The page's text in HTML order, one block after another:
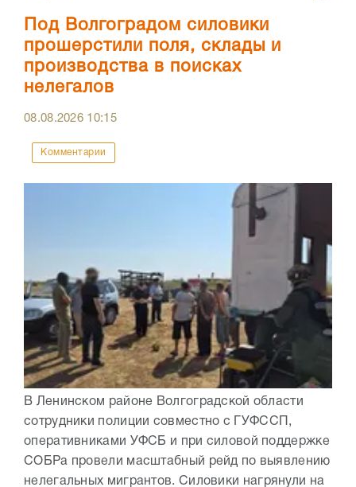
Под Волгоградом силовики
прошерстили поля, склады и
производства в поисках
нелегалов
08.08.2026 10:15
Комментарии
В Ленинском районе Волгоградской области
сотрудники полиции совместно с ГУФССП,
оперативниками УФСБ и при силовой поддержке
СОБРа провели масштабный рейд по выявлению
нелегальных мигрантов. Силовики нагрянули на